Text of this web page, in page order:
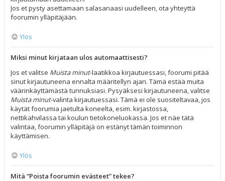
Jos et pysty asettamaan salasanaasi uudelleen, ota yhteyttä
foorumin ylläpitäjään.
Ylös
Miksi minut kirjataan ulos automaattisesti?
Jos et valitse Muista minut-laatikkoa kirjautuessasi, foorumi pitää
sinut kirjautuneena ennalta määritellyn ajan. Tämä estää muita
väärinkäyttämästä tunnuksiasi. Pysyäksesi kirjautuneena, valitse
Muista minut-valinta kirjautuessasi. Tämä ei ole suositeltavaa, jos
käytät foorumia jaetulta koneelta, esim. kirjastossa,
nettikahvilassa tai koulun tietokoneluokassa. Jos et näe tätä
valintaa, foorumin ylläpitäjä on estänyt tämän toiminnon
käyttämisen.
Ylös
Mitä “Poista foorumin evästeet” tekee?